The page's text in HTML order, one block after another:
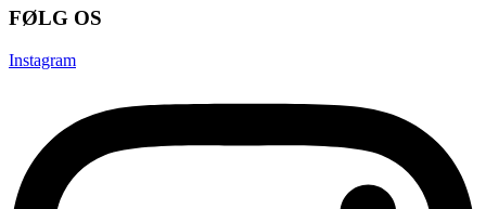
FØLG OS
Instagram